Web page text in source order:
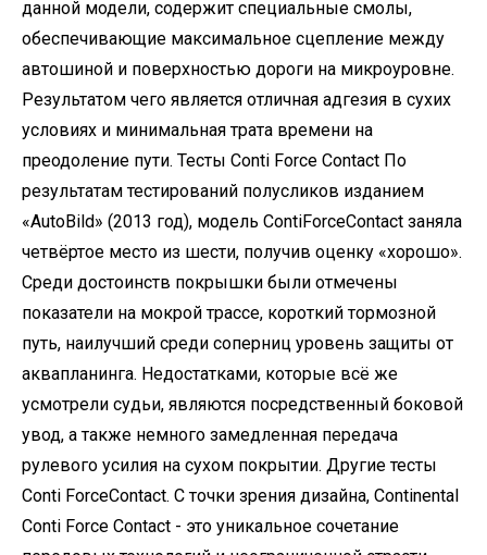
данной модели, содержит специальные смолы,
обеспечивающие максимальное сцепление между
автошиной и поверхностью дороги на микроуровне.
Результатом чего является отличная адгезия в сухих
условиях и минимальная трата времени на
преодоление пути. Тесты Conti Force Contact По
результатам тестирований полусликов изданием
«AutoBild» (2013 год), модель ContiForceContact заняла
четвёртое место из шести, получив оценку «хорошо».
Среди достоинств покрышки были отмечены
показатели на мокрой трассе, короткий тормозной
путь, наилучший среди соперниц уровень защиты от
аквапланинга. Недостатками, которые всё же
усмотрели судьи, являются посредственный боковой
увод, а также немного замедленная передача
рулевого усилия на сухом покрытии. Другие тесты
Conti ForceContact. С точки зрения дизайна, Continental
Conti Force Contact - это уникальное сочетание